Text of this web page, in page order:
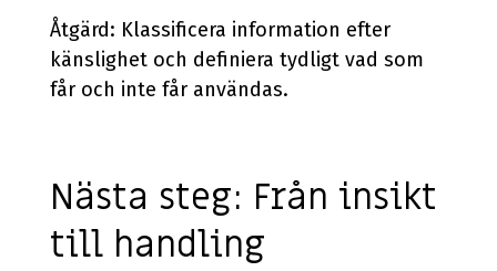
Åtgärd: Klassificera information efter
känslighet och definiera tydligt vad som
får och inte får användas.
Nästa steg: Från insikt
till handling